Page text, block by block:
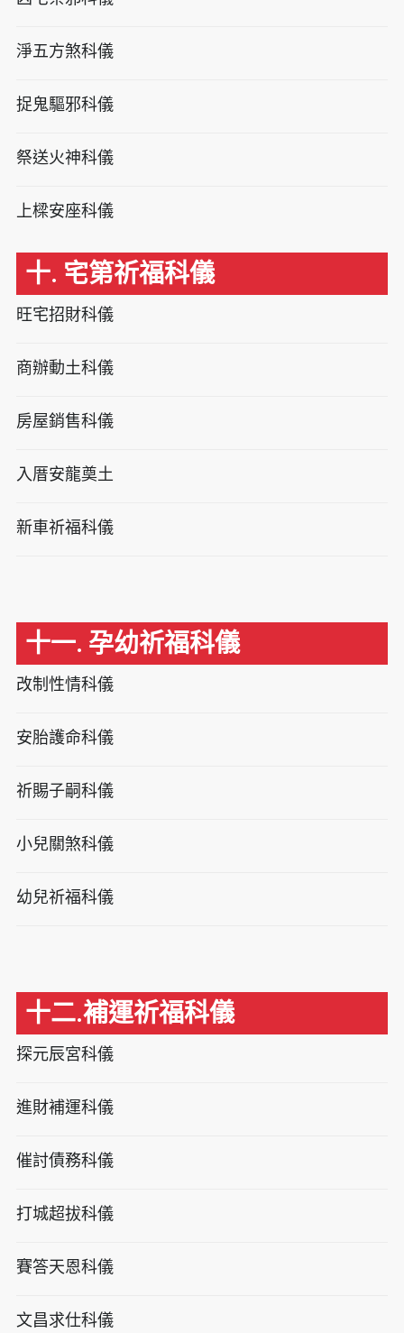
淨五方煞科儀
捉鬼驅邪科儀
祭送火神科儀
上樑安座科儀
十. 宅第祈福科儀
旺宅招財科儀
商辦動土科儀
房屋銷售科儀
入厝安龍奠土
新車祈福科儀
十一. 孕幼祈福科儀
改制性情科儀
安胎護命科儀
祈賜子嗣科儀
小兒關煞科儀
幼兒祈福科儀
十二.補運祈福科儀
探元辰宮科儀
進財補運科儀
催討債務科儀
打城超拔科儀
賽答天恩科儀
文昌求仕科儀